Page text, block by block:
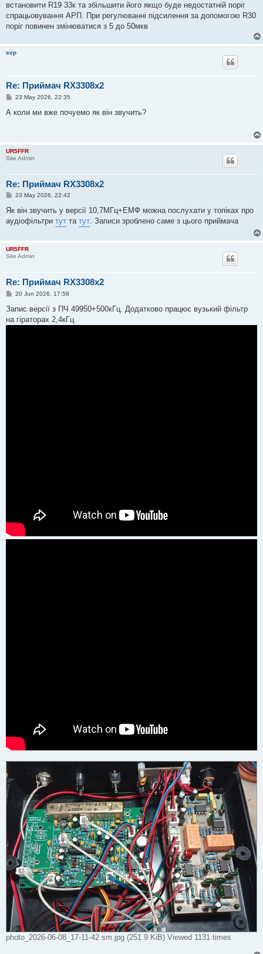
встановити R19 33к та збільшити його якщо буде недостатній поріг
спрацьовування АРП. При регулюванні підсилення за допомогою R30
поріг повинен змінюватися з 5 до 50мкв
svp
Re: Приймач RX3308x2
P
s
23 May 2026, 22:35
А коли ми вже почуемо як він звучить?
UR5FFR
Site Admin
Re: Приймач RX3308x2
P
s
23 May 2026, 22:42
Як він звучить у версії 10,7МГц+ЕМФ можна послухати у топіках про
аудіофільтри тут та тут. Записи зроблено саме з цього приймача
UR5FFR
Site Admin
Re: Приймач RX3308x2
P
s
20 Jun 2026, 17:58
Запис версії з ПЧ 49950+500кГц. Додатково працює вузький фільтр
на гіраторах 2,4кГц
photo_2026-06-08_17-11-42 sm.jpg (251.9 KiB) Viewed 1131 times